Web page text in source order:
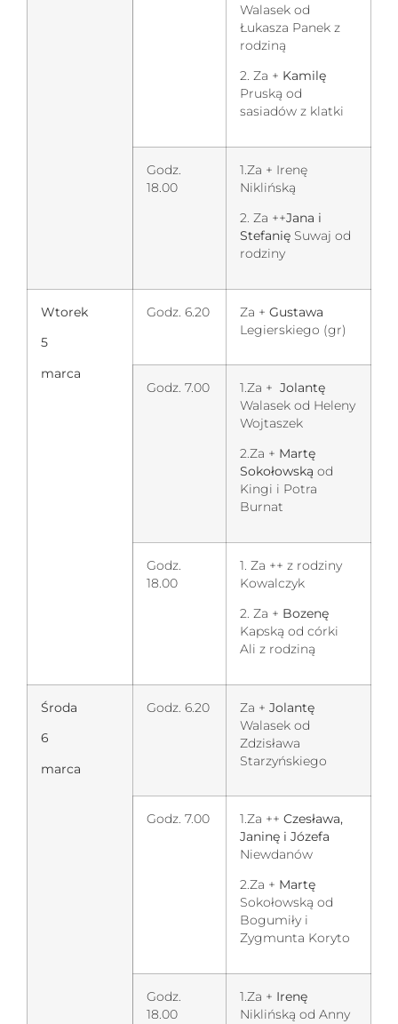
Walasek od
Łukasza Panek z
rodziną
2. Za + Kamilę
Pruską od
sasiadów z klatki
Godz.
18.00
1.Za + Irenę
Niklińską
2. Za ++Jana i
Stefanię Suwaj od
rodziny
Wtorek
5
marca
Godz. 6.20 Za + Gustawa
Legierskiego (gr)
Godz. 7.00 1.Za + Jolantę
Walasek od Heleny
Wojtaszek
2.Za + Martę
Sokołowską od
Kingi i Potra
Burnat
Godz.
18.00
1. Za ++ z rodziny
Kowalczyk
2. Za + Bozenę
Kapską od córki
Ali z rodziną
Środa
6
marca
Godz. 6.20 Za + Jolantę
Walasek od
Zdzisława
Starzyńskiego
Godz. 7.00 1.Za ++ Czesława,
Janinę i Józefa
Niewdanów
2.Za + Martę
Sokołowską od
Bogumiły i
Zygmunta Koryto
Godz.
18.00
1.Za + Irenę
Niklińską od Anny